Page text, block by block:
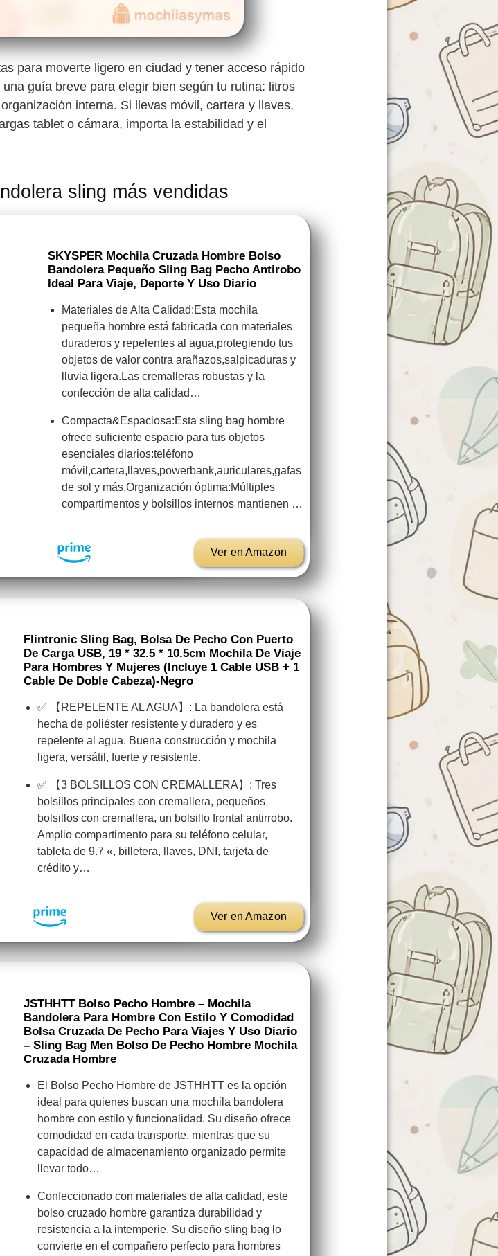
para moverte ligero en ciudad y tener acceso rápido
guía breve para elegir bien según tu rutina: litros
interna. Si llevas móvil, cartera y llaves,
tablet o cámara, importa la estabilidad y el
sling más vendidas
SKYSPER Mochila Cruzada Hombre Bolso
Bandolera Pequeño Sling Bag Pecho Antirobo
Ideal Para Viaje, Deporte Y Uso Diario
Materiales de Alta Calidad:Esta mochila
pequeña hombre está fabricada con materiales
duraderos y repelentes al agua,protegiendo tus
objetos de valor contra arañazos,salpicaduras y
lluvia ligera.Las cremalleras robustas y la
confección de alta calidad…
Compacta&Espaciosa:Esta sling bag hombre
ofrece suficiente espacio para tus objetos
esenciales diarios:teléfono
móvil,cartera,llaves,powerbank,auriculares,gafas
de sol y más.Organización óptima:Múltiples
compartimentos y bolsillos internos mantienen …
Ver en Amazon
Flintronic Sling Bag, Bolsa De Pecho Con Puerto
De Carga USB, 19 * 32.5 * 10.5cm Mochila De Viaje
Para Hombres Y Mujeres (incluye 1 Cable USB + 1
Cable De Doble Cabeza)-Negro
✅ 【REPELENTE AL AGUA】: La bandolera está
hecha de poliéster resistente y duradero y es
repelente al agua. Buena construcción y mochila
ligera, versátil, fuerte y resistente.
✅ 【3 BOLSILLOS CON CREMALLERA】: Tres
bolsillos principales con cremallera, pequeños
bolsillos con cremallera, un bolsillo frontal antirrobo.
Amplio compartimento para su teléfono celular,
tableta de 9.7 «, billetera, llaves, DNI, tarjeta de
crédito y…
Ver en Amazon
JSTHHTT Bolso Pecho Hombre – Mochila
Bandolera Para Hombre Con Estilo Y Comodidad
Bolsa Cruzada De Pecho Para Viajes Y Uso Diario
– Sling Bag Men Bolso De Pecho Hombre Mochila
Cruzada Hombre
El Bolso Pecho Hombre de JSTHHTT es la opción
ideal para quienes buscan una mochila bandolera
hombre con estilo y funcionalidad. Su diseño ofrece
comodidad en cada transporte, mientras que su
capacidad de almacenamiento organizado permite
llevar todo…
Confeccionado con materiales de alta calidad, este
bolso cruzado hombre garantiza durabilidad y
resistencia a la intemperie. Su diseño sling bag lo
convierte en el compañero perfecto para hombres